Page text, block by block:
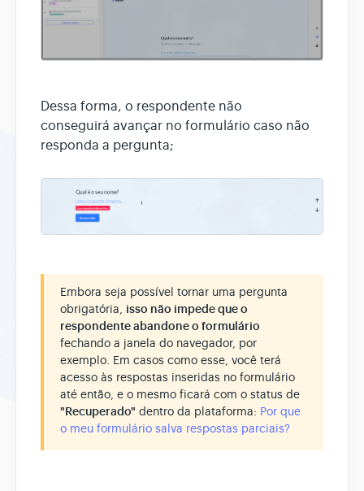
Dessa forma, o respondente não
conseguirá avançar no formulário caso não
responda a pergunta;
Embora seja possível tornar uma pergunta
obrigatória, isso não impede que o
respondente abandone o formulário
fechando a janela do navegador, por
exemplo. Em casos como esse, você terá
acesso às respostas inseridas no formulário
até então, e o mesmo ficará com o status de
"Recuperado" dentro da plataforma: Por que
o meu formulário salva respostas parciais?